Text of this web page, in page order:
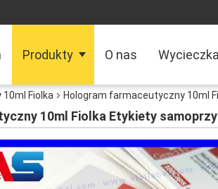
Produkty O nas
10ml Fiolka Hologram farmaceutyczny 10ml
10ml Fiolka Etykiety